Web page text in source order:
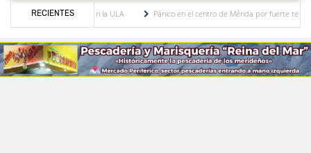
RECIENTES
académico en la ULA
Pánico en el centro de Mérida por fuerte temblor